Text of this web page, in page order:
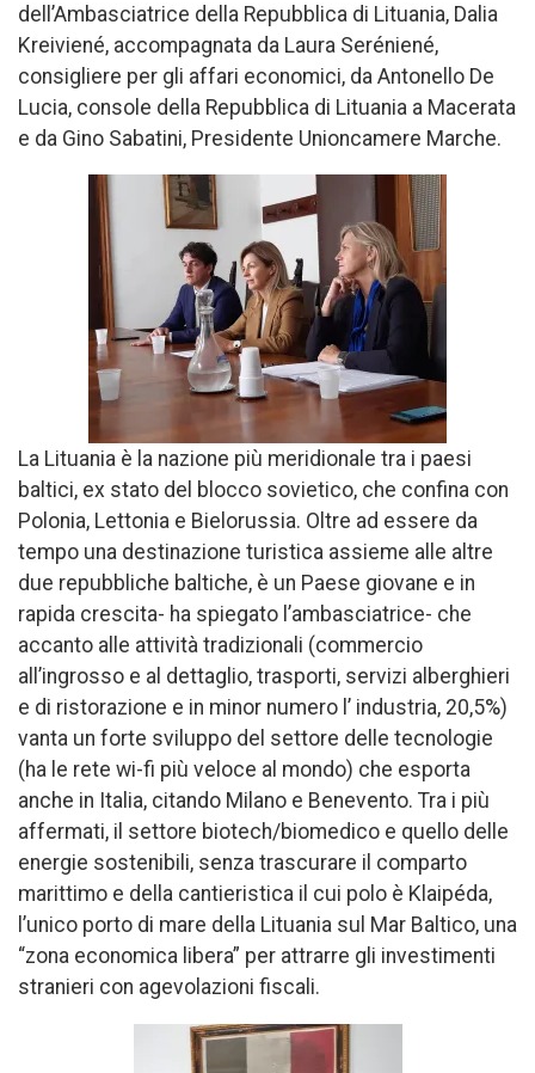
dell’Ambasciatrice della Repubblica di Lituania, Dalia
Kreiviené, accompagnata da Laura Seréniené,
consigliere per gli affari economici, da Antonello De
Lucia, console della Repubblica di Lituania a Macerata
e da Gino Sabatini, Presidente Unioncamere Marche.
La Lituania è la nazione più meridionale tra i paesi
baltici, ex stato del blocco sovietico, che confina con
Polonia, Lettonia e Bielorussia. Oltre ad essere da
tempo una destinazione turistica assieme alle altre
due repubbliche baltiche, è un Paese giovane e in
rapida crescita- ha spiegato l’ambasciatrice- che
accanto alle attività tradizionali (commercio
all’ingrosso e al dettaglio, trasporti, servizi alberghieri
e di ristorazione e in minor numero l’ industria, 20,5%)
vanta un forte sviluppo del settore delle tecnologie
(ha le rete wi-fi più veloce al mondo) che esporta
anche in Italia, citando Milano e Benevento. Tra i più
affermati, il settore biotech/biomedico e quello delle
energie sostenibili, senza trascurare il comparto
marittimo e della cantieristica il cui polo è Klaipéda,
l’unico porto di mare della Lituania sul Mar Baltico, una
“zona economica libera” per attrarre gli investimenti
stranieri con agevolazioni fiscali.